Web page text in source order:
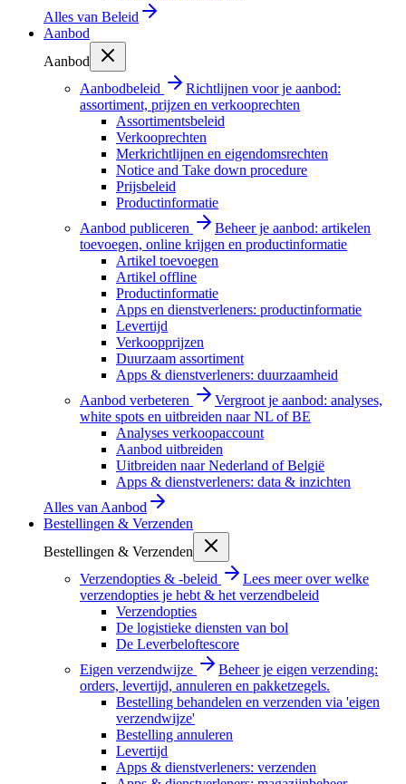
Alles van Beleid
Aanbod
Aanbod
Aanbodbeleid
Richtlijnen voor je aanbod:
assortiment, prijzen en verkooprechten
Assortimentsbeleid
Verkooprechten
Merkrichtlijnen en eigendomsrechten
Notice and Take down procedure
Prijsbeleid
Productinformatie
Aanbod publiceren
Beheer je aanbod: artikelen
toevoegen, online krijgen en productinformatie
Artikel toevoegen
Artikel offline
Productinformatie
Apps en dienstverleners: productinformatie
Levertijd
Verkoopprijzen
Duurzaam assortiment
Apps & dienstverleners: duurzaamheid
Aanbod verbeteren
Vergroot je aanbod: analyses,
white spots en uitbreiden naar NL of BE
Analyses verkoopaccount
Aanbod uitbreiden
Uitbreiden naar Nederland of België
Apps & dienstverleners: data & inzichten
Alles van Aanbod
Bestellingen & Verzenden
Bestellingen & Verzenden
Verzendopties & -beleid
Lees meer over welke
verzendopties je hebt & het verzendbeleid
Verzendopties
De logistieke diensten van bol
De Leverbeloftescore
Eigen verzendwijze
Beheer je eigen verzending:
orders, levertijd, annuleren en pakketzegels.
Bestelling behandelen en verzenden via 'eigen
verzendwijze'
Bestelling annuleren
Levertijd
Apps & dienstverleners: verzenden